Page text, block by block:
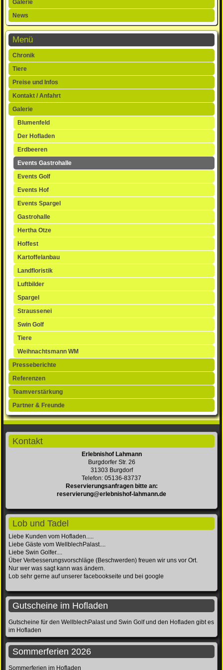
Galerie
News
Menü
Navigation
überspringen
Chronik
Tiere
Preise und Infos
Kontakt / Anfahrt
Galerie
Blumenfeld
Der Hofladen
Erdbeeren
Events Gastrohalle
Events Golf
Events Hof
Events Spargel
Gastrohalle
Hertha Otze
Hoffest
Kartoffelanbau
Landfloristik
Luftbilder
Spargel
Straussenei
Swin Golf
Tiere
Weihnachtsmann WM
Presseberichte
Referenzen
Teamverstärkung
Partner & Freunde
Kontakt
Erlebnishof Lahmann
Burgdorfer Str. 26
31303 Burgdorf
Telefon: 05136-83737
Reservierungsanfragen bitte an:
reservierung@erlebnishof-lahmann.de
Lob und Tadel
Liebe Kunden vom Hofladen.....
Liebe Gäste vom WellblechPalast....
Liebe Swin Golfer....
Über Verbesserungsvorschläge (Beschwerden) freuen wir uns vor Ort.
Nur wer was sagt kann was ändern.
Lob sehr gerne auf unserer facebookseite und bei google
Gutscheine im Hofladen
Gutscheine für den WellblechPalast und Swin Golf und den Hofladen gibt es
im Hofladen
Sommerferien 2026
Sommerferien im Hofladen